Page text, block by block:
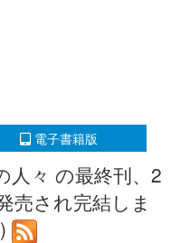
電子書籍版
人々 の最終刊、2
売され完結しま
)